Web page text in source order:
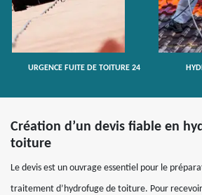
URGENCE FUITE DE TOITURE 24
Création d’un devis fiable en
toiture
Le devis est un ouvrage essentiel pour le
traitement d’hydrofuge de toiture. Pour